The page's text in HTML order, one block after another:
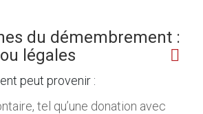
du démembrement :
légales
peut provenir :
tel qu’une donation avec